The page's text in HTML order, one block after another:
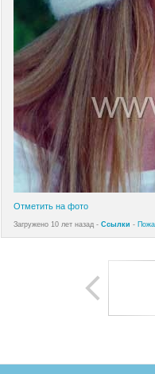
Отметить на фото
Загружено 10 лет назад - Ссылки -